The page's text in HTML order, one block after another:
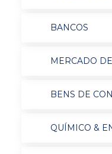
BANCOS
MERCADO
BENS DE
QUÍMICO &